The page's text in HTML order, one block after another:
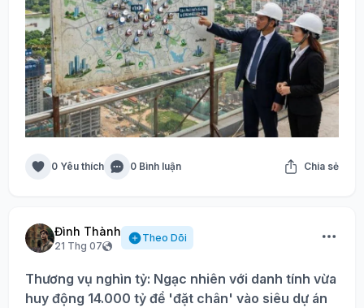
0 Yêu thích 0 Bình luận Chia sẻ
Đình Thành
21 Thg 07
Theo Dõi
Thương vụ nghìn tỷ: Ngạc nhiên với danh tính vừa
huy động 14.000 tỷ để 'đặt chân' vào siêu dự án